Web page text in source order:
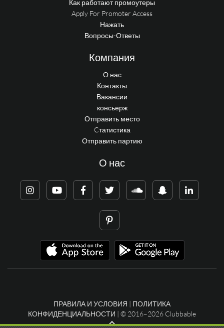
Как работают промоутеры
Apply For Promoter Access
Нажать
Вопросы-Ответы
Компания
О нас
Контакты
Вакансии
консьерж
Отправить место
Cтатистика
Отправить партию
О нас
ПРАВИЛА И УСЛОВИЯ | ПОЛИТИКА
КОНФИДЕНЦИАЛЬНОСТИ | © 2016–2026 Clubbable